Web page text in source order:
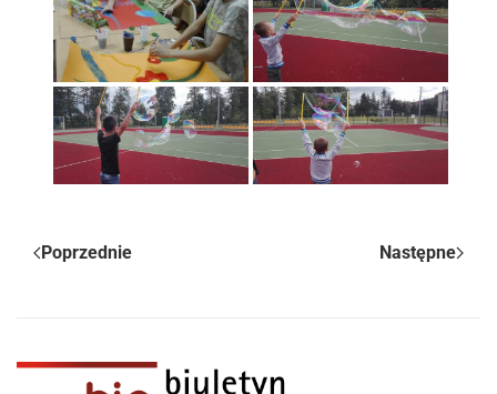
Poprzednie Następne